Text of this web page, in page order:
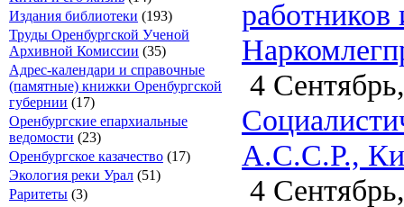
Издания библиотеки (193)
Труды Оренбургской Ученой
Архивной Комиссии (35)
Адрес-календари и справочные
(памятные) книжки Оренбургской
губернии (17)
Оренбургские епархиальные
ведомости (23)
Оренбургское казачество (17)
Экология реки Урал (51)
Раритеты (3)
работников
4
А.С.С.Р.,
4